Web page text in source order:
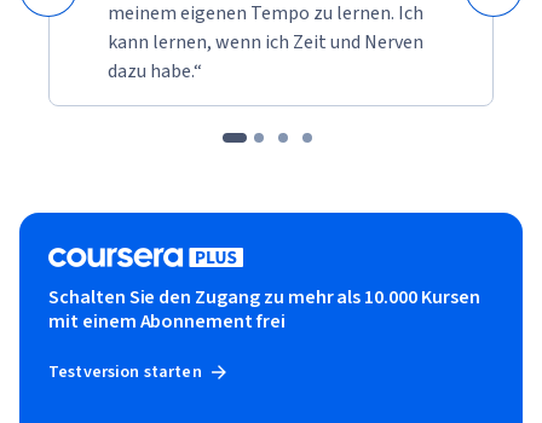
meinem eigenen Tempo zu lernen. Ich
kann lernen, wenn ich Zeit und Nerven
dazu habe.“
Schalten Sie den Zugang zu mehr als 10.000 Kursen
mit einem Abonnement frei
Testversion starten